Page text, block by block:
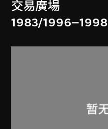
交易廣場
1983/1996–1998